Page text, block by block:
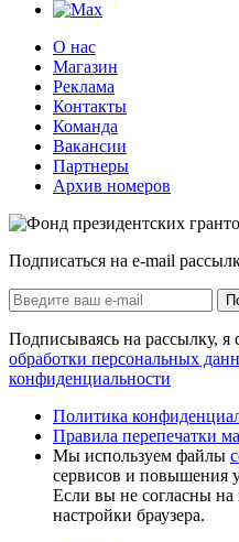
О нас
Магазин
Реклама
Контакты
Команда
Вакансии
Партнеры
Архив номеров
Подписаться на e-mail
Подписываясь на рассылку, я
обработки персональных
конфиденциальности
Политика
Правила перепечатки
Мы используем файлы
сервисов и повышения
Если вы не согласны на
настройки браузера.